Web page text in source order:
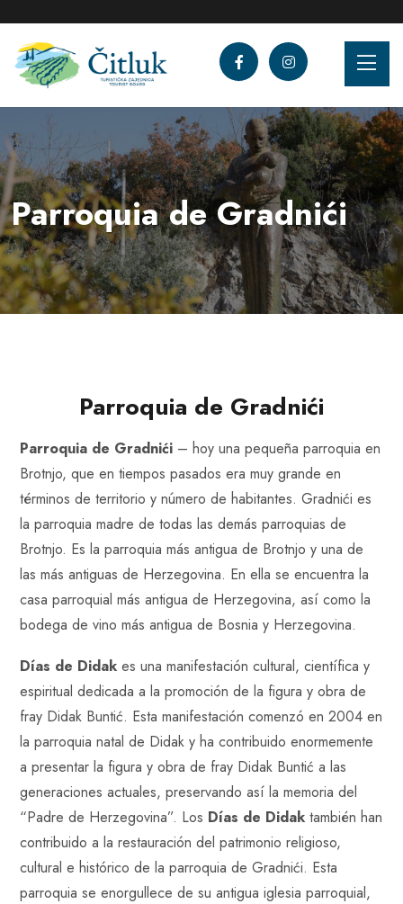
Parroquia de Gradnići
Parroquia de Gradnići
Parroquia de Gradnići – hoy una pequeña parroquia en
Brotnjo, que en tiempos pasados era muy grande en
términos de territorio y número de habitantes. Gradnići es
la parroquia madre de todas las demás parroquias de
Brotnjo. Es la parroquia más antigua de Brotnjo y una de
las más antiguas de Herzegovina. En ella se encuentra la
casa parroquial más antigua de Herzegovina, así como la
bodega de vino más antigua de Bosnia y Herzegovina.
Días de Didak es una manifestación cultural, científica y
espiritual dedicada a la promoción de la figura y obra de
fray Didak Buntić. Esta manifestación comenzó en 2004 en
la parroquia natal de Didak y ha contribuido enormemente
a presentar la figura y obra de fray Didak Buntić a las
generaciones actuales, preservando así la memoria del
“Padre de Herzegovina”. Los Días de Didak también han
contribuido a la restauración del patrimonio religioso,
cultural e histórico de la parroquia de Gradnići. Esta
parroquia se enorgullece de su antigua iglesia parroquial,